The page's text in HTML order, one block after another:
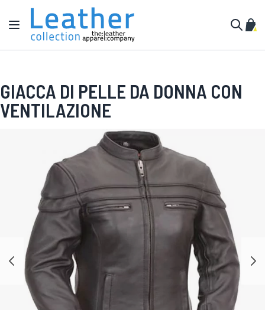
Salta al contenuto
Toggle Nav
GIACCA DI PELLE DA DONNA CON
VENTILAZIONE